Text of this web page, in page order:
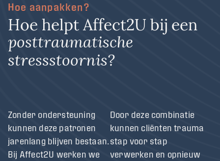
Hoe aanpakken?
Hoe helpt Affect2U bij een
posttraumatische
stressstoornis?
Zonder ondersteuning
kunnen deze patronen
jarenlang blijven bestaan.
Bij Affect2U werken we
Door deze combinatie
kunnen cliënten trauma
stap voor stap
verwerken en opnieuw